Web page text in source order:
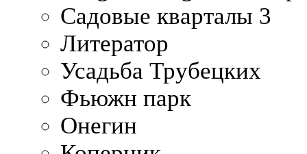
Садовые кварталы 3
Литератор
Усадьба Трубецких
Фьюжн парк
Онегин